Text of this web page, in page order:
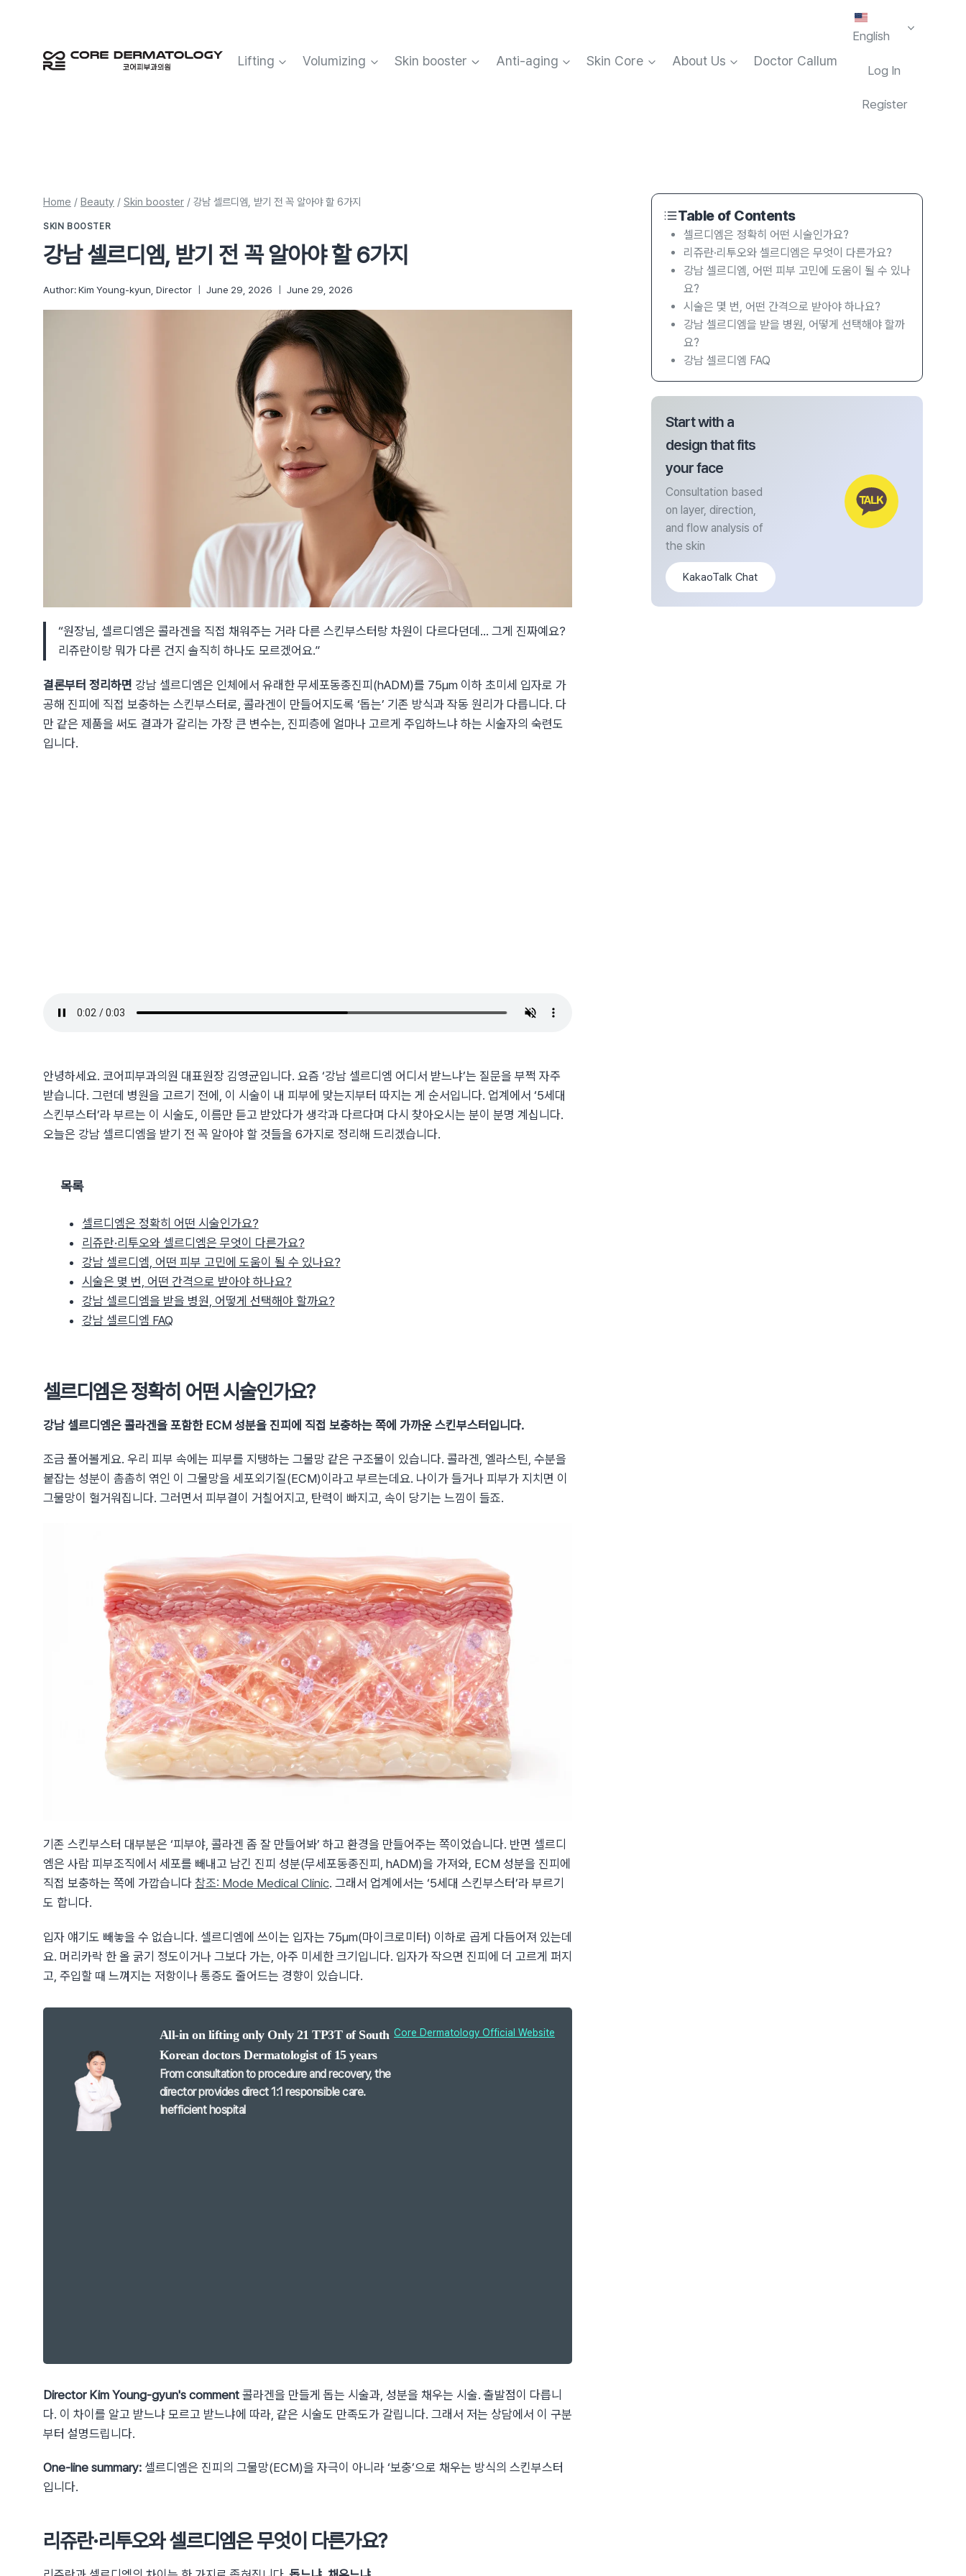
Lifting Volumizing Skin booster Anti-aging Skin Core About Us Doctor Callum
English
Log In
Register
Home / Beauty / Skin booster / 강남 셀르디엠, 받기 전 꼭 알아야 할 6가지
SKIN BOOSTER
강남 셀르디엠, 받기 전 꼭 알아야 할 6가지
Author:Kim Young-kyun, Director June 29, 2026 June 29, 2026
“원장님, 셀르디엠은 콜라겐을 직접 채워주는 거라 다른 스킨부스터랑 차원이 다르다던데… 그게 진짜예요?
리쥬란이랑 뭐가 다른 건지 솔직히 하나도 모르겠어요.”
결론부터 정리하면 강남 셀르디엠은 인체에서 유래한 무세포동종진피(hADM)를 75μm 이하 초미세 입자로 가
공해 진피에 직접 보충하는 스킨부스터로, 콜라겐이 만들어지도록 ‘돕는’ 기존 방식과 작동 원리가 다릅니다. 다
만 같은 제품을 써도 결과가 갈리는 가장 큰 변수는, 진피층에 얼마나 고르게 주입하느냐 하는 시술자의 숙련도
입니다.
안녕하세요. 코어피부과의원 대표원장 김영균입니다. 요즘 ‘강남 셀르디엠 어디서 받느냐’는 질문을 부쩍 자주
받습니다. 그런데 병원을 고르기 전에, 이 시술이 내 피부에 맞는지부터 따지는 게 순서입니다. 업계에서 ‘5세대
스킨부스터’라 부르는 이 시술도, 이름만 듣고 받았다가 생각과 다르다며 다시 찾아오시는 분이 분명 계십니다.
오늘은 강남 셀르디엠을 받기 전 꼭 알아야 할 것들을 6가지로 정리해 드리겠습니다.
목록
셀르디엠은 정확히 어떤 시술인가요?
리쥬란·리투오와 셀르디엠은 무엇이 다른가요?
강남 셀르디엠, 어떤 피부 고민에 도움이 될 수 있나요?
시술은 몇 번, 어떤 간격으로 받아야 하나요?
강남 셀르디엠을 받을 병원, 어떻게 선택해야 할까요?
강남 셀르디엠 FAQ
셀르디엠은 정확히 어떤 시술인가요?
강남 셀르디엠은 콜라겐을 포함한 ECM 성분을 진피에 직접 보충하는 쪽에 가까운 스킨부스터입니다.
조금 풀어볼게요. 우리 피부 속에는 피부를 지탱하는 그물망 같은 구조물이 있습니다. 콜라겐, 엘라스틴, 수분을
붙잡는 성분이 촘촘히 엮인 이 그물망을 세포외기질(ECM)이라고 부르는데요. 나이가 들거나 피부가 지치면 이
그물망이 헐거워집니다. 그러면서 피부결이 거칠어지고, 탄력이 빠지고, 속이 당기는 느낌이 들죠.
기존 스킨부스터 대부분은 ‘피부야, 콜라겐 좀 잘 만들어봐’ 하고 환경을 만들어주는 쪽이었습니다. 반면 셀르디
엠은 사람 피부조직에서 세포를 빼내고 남긴 진피 성분(무세포동종진피, hADM)을 가져와, ECM 성분을 진피에
직접 보충하는 쪽에 가깝습니다 참조: Mode Medical Clinic. 그래서 업계에서는 ‘5세대 스킨부스터’라 부르기
도 합니다.
입자 얘기도 빼놓을 수 없습니다. 셀르디엠에 쓰이는 입자는 75μm(마이크로미터) 이하로 곱게 다듬어져 있는데
요. 머리카락 한 올 굵기 정도이거나 그보다 가는, 아주 미세한 크기입니다. 입자가 작으면 진피에 더 고르게 퍼지
고, 주입할 때 느껴지는 저항이나 통증도 줄어드는 경향이 있습니다.
All-in on lifting only Only 21 TP3T of South
Korean doctors Dermatologist of 15 years
From consultation to procedure and recovery, the
director provides direct 1:1 responsible care.
Inefficient hospital
Core Dermatology Official Website
Director Kim Young-gyun's comment 콜라겐을 만들게 돕는 시술과, 성분을 채우는 시술. 출발점이 다릅니
다. 이 차이를 알고 받느냐 모르고 받느냐에 따라, 같은 시술도 만족도가 갈립니다. 그래서 저는 상담에서 이 구분
부터 설명드립니다.
One-line summary: 셀르디엠은 진피의 그물망(ECM)을 자극이 아니라 ‘보충’으로 채우는 방식의 스킨부스터
입니다.
리쥬란·리투오와 셀르디엠은 무엇이 다른가요?
Table of Contents
셀르디엠은 정확히 어떤 시술인가요?
리쥬란·리투오와 셀르디엠은 무엇이 다른가요?
강남 셀르디엠, 어떤 피부 고민에 도움이 될 수 있나
요?
시술은 몇 번, 어떤 간격으로 받아야 하나요?
강남 셀르디엠을 받을 병원, 어떻게 선택해야 할까
요?
강남 셀르디엠 FAQ
Start with a
design that fits
your face
Consultation based
on layer, direction,
and flow analysis of
the skin
KakaoTalk Chat